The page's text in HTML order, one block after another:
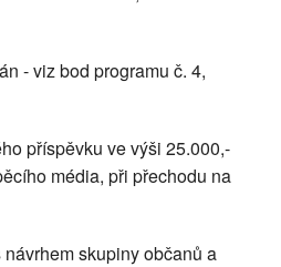
- viz bod programu č. 4,
příspěvku ve výši 25.000,-
média, při přechodu na
skupiny občanů a